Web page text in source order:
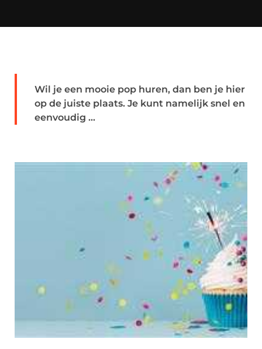
Wil je een mooie pop huren, dan ben je hier
op de juiste plaats. Je kunt namelijk snel en
eenvoudig ...